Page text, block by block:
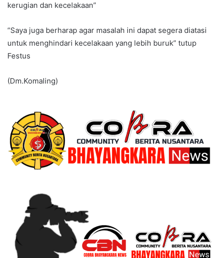
kerugian dan kecelakaan”
“Saya juga berharap agar masalah ini dapat segera diatasi
untuk menghindari kecelakaan yang lebih buruk” tutup
Festus
(Dm.Komaling)